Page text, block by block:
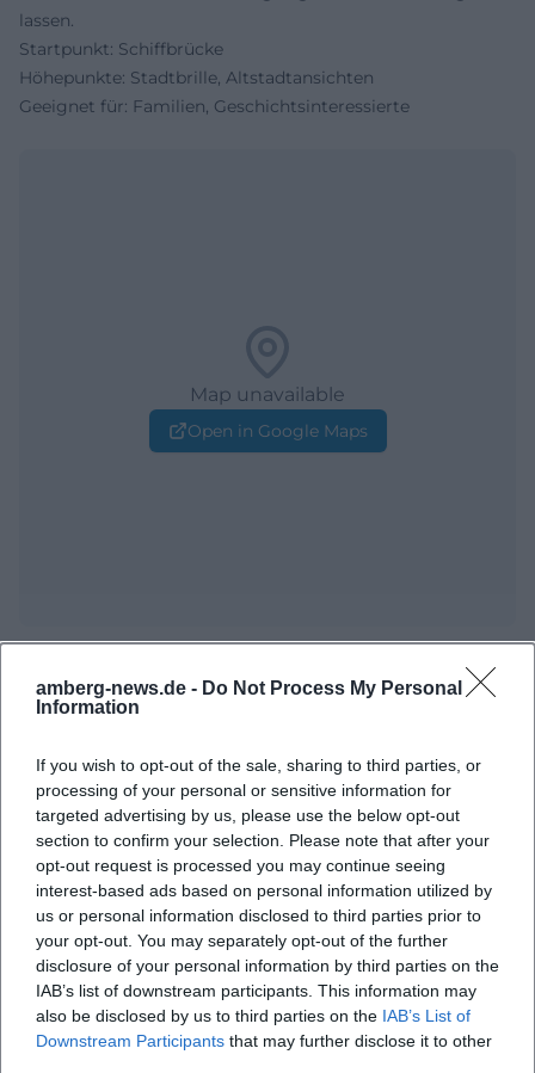
amberg-news.de - Do Not Process My Personal
Information
If you wish to opt-out of the sale, sharing to third parties, or
processing of your personal or sensitive information for
targeted advertising by us, please use the below opt-out
section to confirm your selection. Please note that after your
opt-out request is processed you may continue seeing
interest-based ads based on personal information utilized by
us or personal information disclosed to third parties prior to
your opt-out. You may separately opt-out of the further
disclosure of your personal information by third parties on the
IAB’s list of downstream participants. This information may
also be disclosed by us to third parties on the IAB’s List of
Downstream Participants that may further disclose it to other
lassen.
Startpunkt: Schiffbrücke
Höhepunkte: Stadtbrille, Altstadtansichten
Geeignet für: Familien, Geschichtsinteressierte
Map unavailable
Open in Google Maps
Häufig gestellte Fragen
Wie sind die Öffnungszeiten der Veranstaltung?
Wo befindet sich der Startpunkt?
Was kann ich von der Plättenfahrt erwarten?
Was kostet die Teilnahme an der Plättenfahrt?
Wie sieht es mit der Barrierefreiheit aus?